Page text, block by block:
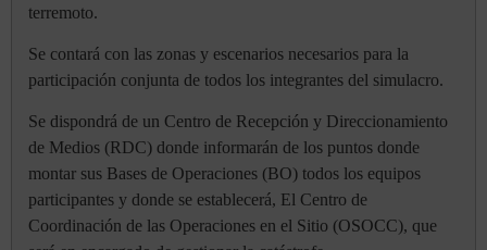
terremoto.
Se contará con las zonas y escenarios necesarios para la
participación conjunta de todos los integrantes del simulacro.
Se dispondrá de un Centro de Recepción y Direccionamiento
de Medios (RDC) donde informarán de los puntos donde
montar sus Bases de Operaciones (BO) todos los equipos
participantes y donde se establecerá, El Centro de
Coordinación de las Operaciones en el Sitio (OSOCC), que